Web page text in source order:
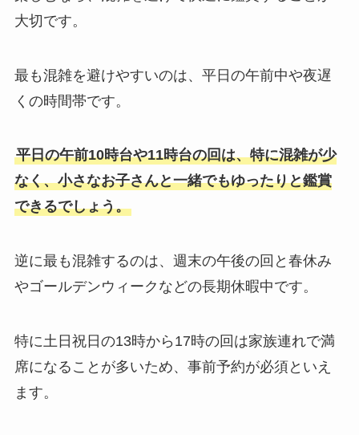
大切です。
最も混雑を避けやすいのは、平日の午前中や夜遅
くの時間帯です。
平日の午前10時台や11時台の回は、特に混雑が少
なく、小さなお子さんと一緒でもゆったりと鑑賞
できるでしょう。
逆に最も混雑するのは、週末の午後の回と春休み
やゴールデンウィークなどの長期休暇中です。
特に土日祝日の13時から17時の回は家族連れで満
席になることが多いため、事前予約が必須といえ
ます。